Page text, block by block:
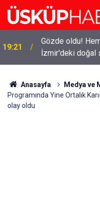
19:21
Gözde oldu!
İzmir'deki doğal
Anasayfa Medya ve
Programında Yine Ortalık
olay oldu